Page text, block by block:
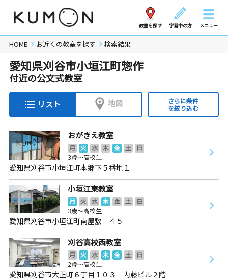
教室を探す 学習中の方 メニュー
HOME お近くの教室を探す 検索結果
愛知県刈谷市小垣江町惣作
付近の公文式教室
リスト 地図
さらに条件
を絞り込む
おがきえ教室
月 火 水 木 金 土
日
3歳～高校生
愛知県刈谷市小垣江町本郷下５番地１
小垣江東教室
月 火 水 木 金 土
日
3歳～高校生
愛知県刈谷市小垣江町南屋敷 ４５
刈谷高校西教室
月 火 水 木 金 土
日
2歳～高校生
愛知県刈谷市大正町６丁目１０３ 内藤ビル２階